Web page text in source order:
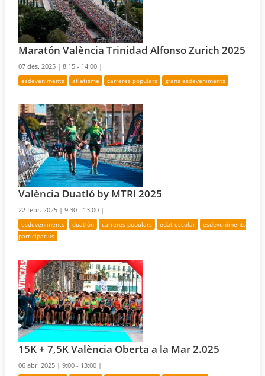
Maratón València Trinidad Alfonso Zurich 2025
07 des. 2025 |8:15 - 14:00 |
esdeveniments atletisme carreres populars grans esdeveniments
València Duatló by MTRI 2025
22 febr. 2025 |9:30 - 13:00 |
esdeveniments duatlón carreres populars edat escolar
esdeveniments
participatius
15K + 7,5K València Oberta a la Mar 2.025
06 abr. 2025 |9:00 - 13:00 |